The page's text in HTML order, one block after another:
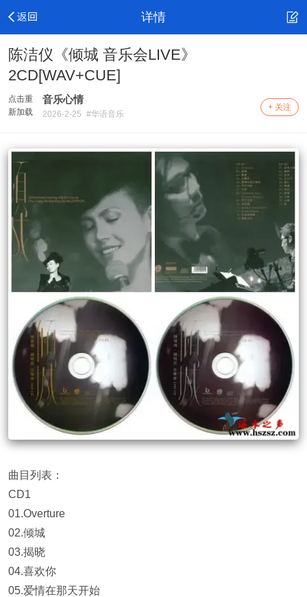
详情
陈洁仪《倾城 音乐会LIVE》
2CD[WAV+CUE]
点击重
新加载
音乐心情
2026-2-25 #华语音乐
+ 关注
曲目列表：
CD1
01.Overture
02.倾城
03.揭晓
04.喜欢你
05.爱情在那天开始